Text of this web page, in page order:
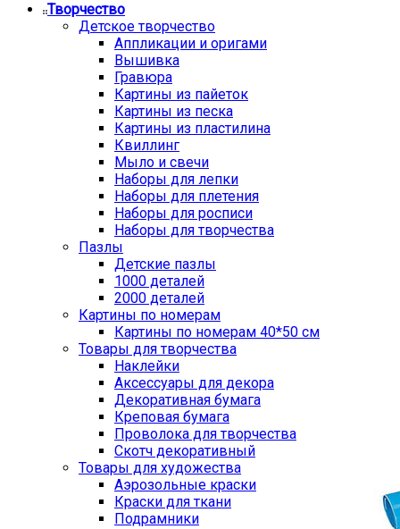
Творчество
Детское творчество
Аппликации и оригами
Вышивка
Гравюра
Картины из пайеток
Картины из песка
Картины из пластилина
Квиллинг
Мыло и свечи
Наборы для лепки
Наборы для плетения
Наборы для росписи
Наборы для творчества
Пазлы
Детские пазлы
1000 деталей
2000 деталей
Картины по номерам
Картины по номерам 40*50 см
Товары для творчества
Наклейки
Аксессуары для декора
Декоративная бумага
Креповая бумага
Проволока для творчества
Скотч декоративный
Товары для художества
Аэрозольные краски
Краски для ткани
Подрамники